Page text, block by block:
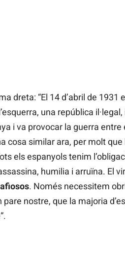
dreta: “El 14 d’abril de 1931
una república
i va provocar la guerra entre
cosa similar ara, per molt que
els espanyols tenim
humilia i arruïna. El
. Només necessitem
nostre, que la majoria